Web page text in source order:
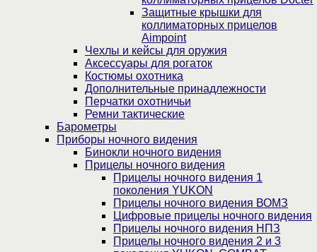
Защитные крышки для
коллиматорных прицелов
Aimpoint
Чехлы и кейсы для оружия
Аксессуары для рогаток
Костюмы охотника
Дополнительные принадлежности
Перчатки охотничьи
Ремни тактические
Барометры
Приборы ночного видения
Бинокли ночного видения
Прицелы ночного видения
Прицелы ночного видения 1
поколения YUKON
Прицелы ночного видения ВОМЗ
Цифровые прицелы ночного видения
Прицелы ночного видения НПЗ
Прицелы ночного видения 2 и 3